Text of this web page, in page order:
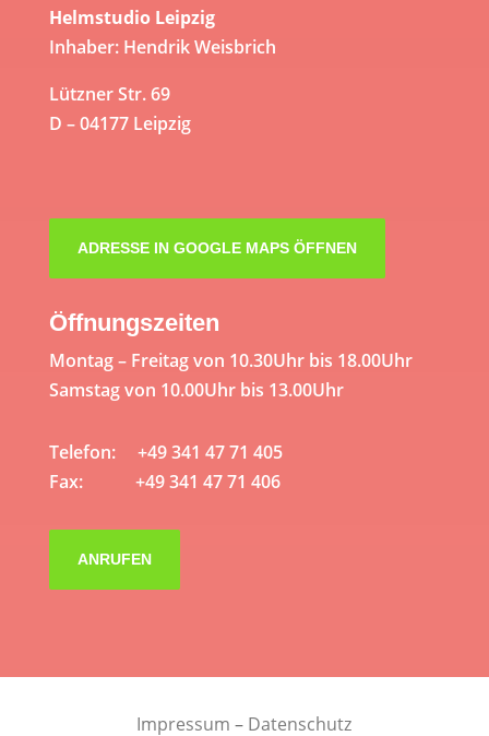
Helmstudio Leipzig
Inhaber: Hendrik Weisbrich
Lützner Str. 69
D – 04177 Leipzig
ADRESSE IN GOOGLE MAPS ÖFFNEN
Öffnungszeiten
Montag – Freitag von 10.30Uhr bis 18.00Uhr
Samstag von 10.00Uhr bis 13.00Uhr
Telefon: +49 341 47 71 405
Fax: +49 341 47 71 406
ANRUFEN
Impressum – Datenschutz